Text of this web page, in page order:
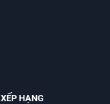
HẠNG